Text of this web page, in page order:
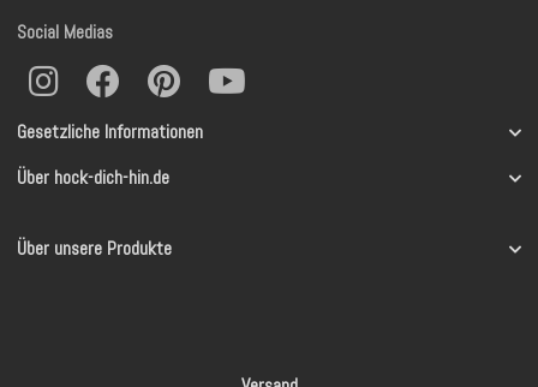
Gesetzliche Informationen
Über hock-dich-hin.de
Über unsere Produkte
Social Medias